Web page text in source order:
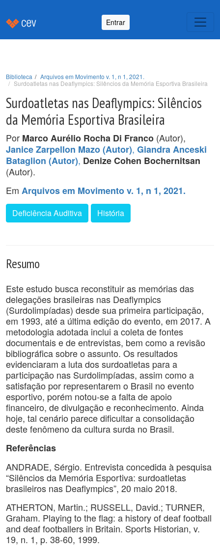
Entrar
Biblioteca
Arquivos em Movimento v. 1, n 1, 2021.
Surdoatletas nas Deaflympics: Silêncios da Memória Esportiva Brasileira
Surdoatletas nas Deaflympics: Silêncios
da Memória Esportiva Brasileira
Por Marco Aurélio Rocha Di Franco (Autor),
Janice Zarpellon Mazo (Autor), Giandra Anceski
Bataglion (Autor), Denize Cohen Bochernitsan
(Autor).
Em Arquivos em Movimento v. 1, n 1, 2021.
Deficiência Auditiva História
Resumo
Este estudo busca reconstituir as memórias das
delegações brasileiras nas Deaflympics
(Surdolimpíadas) desde sua primeira participação,
em 1993, até a última edição do evento, em 2017. A
metodologia adotada inclui a coleta de fontes
documentais e de entrevistas, bem como a revisão
bibliográfica sobre o assunto. Os resultados
evidenciaram a luta dos surdoatletas para a
participação nas Surdolimpíadas, assim como a
satisfação por representarem o Brasil no evento
esportivo, porém notou-se a falta de apoio
financeiro, de divulgação e reconhecimento. Ainda
hoje, tal cenário parece dificultar a consolidação
deste fenômeno da cultura surda no Brasil.
Referências
ANDRADE, Sérgio. Entrevista concedida à pesquisa
“Silêncios da Memória Esportiva: surdoatletas
brasileiros nas Deaflympics”, 20 maio 2018.
ATHERTON, Martin.; RUSSELL, David.; TURNER,
Graham. Playing to the flag: a history of deaf football
and deaf footballers in Britain. Sports Historian, v.
19, n. 1, p. 38-60, 1999.